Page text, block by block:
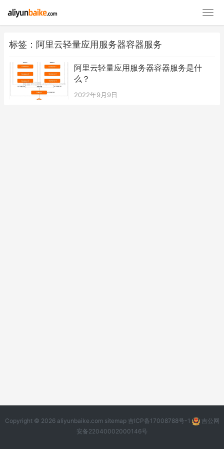
标签：阿里云轻量应用服务器容器服务
阿里云轻量应用服务器容器服务是什
么？
2022年9月9日
Copyright © 2026 aliyunbaike.com sitemap 吉ICP备17008788号-1
吉公网
安备22040002000146号